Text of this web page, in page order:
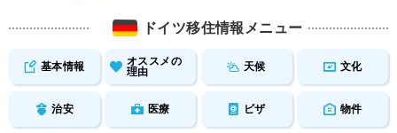
ドイツ移住情報メニュー
基本情報 オススメの
理由 天候 文化
治安 医療 ビザ 物件